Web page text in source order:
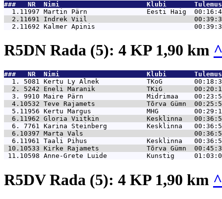
###   NR  Nimi                      Klubi
  1.11997
Martin Pärn               Eesti Haig
  2.11691
Indrek Viil
  2.11692
Kalmer Apinis
R5DN Rada (5): 4 KP 1,90 km
###   NR  Nimi                      Klubi
  1. 5081
Kertu Ly Alnek            TKoG
  2. 5242
Eneli Maranik             TKiG
  3. 9910
Maire Pärn                Midrimaa
  4.10532
Teve Rajamets             Tõrva Gümn
  5.11956
Kertu Margus              MHG
  6.11962
Gloria Viitkin            Kesklinna
  6. 7761
Karina Steinberg          Kesklinna
  6.10397
Marta Vals
  6.11961
Taali Pihus               Kesklinna
10.10533 Kirke Rajamets            Tõrva Gümn
11.10598 Anne-Grete Luide          Kunstig
R5DV Rada (5): 4 KP 1,90 km ^